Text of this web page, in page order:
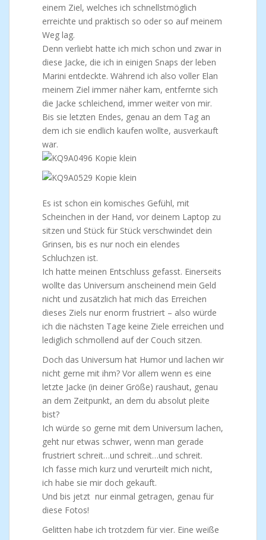
einem Ziel, welches ich schnellstmöglich
erreichte und praktisch so oder so auf meinem
Weg lag.
Denn verliebt hatte ich mich schon und zwar in
diese Jacke, die ich in einigen Snaps der leben
Marini entdeckte. Während ich also voller Elan
meinem Ziel immer näher kam, entfernte sich
die Jacke schleichend, immer weiter von mir.
Bis sie letzten Endes, genau an dem Tag an
dem ich sie endlich kaufen wollte, ausverkauft
war.
Es ist schon ein komisches Gefühl, mit
Scheinchen in der Hand, vor deinem Laptop zu
sitzen und Stück für Stück verschwindet dein
Grinsen, bis es nur noch ein elendes
Schluchzen ist.
Ich hatte meinen Entschluss gefasst. Einerseits
wollte das Universum anscheinend mein Geld
nicht und zusätzlich hat mich das Erreichen
dieses Ziels nur enorm frustriert – also würde
ich die nächsten Tage keine Ziele erreichen und
lediglich schmollend auf der Couch sitzen.
Doch das Universum hat Humor und lachen wir
nicht gerne mit ihm? Vor allem wenn es eine
letzte Jacke (in deiner Größe) raushaut, genau
an dem Zeitpunkt, an dem du absolut pleite
bist?
Ich würde so gerne mit dem Universum lachen,
geht nur etwas schwer, wenn man gerade
frustriert schreit…und schreit…und schreit.
Ich fasse mich kurz und verurteilt mich nicht,
ich habe sie mir doch gekauft.
Und bis jetzt nur einmal getragen, genau für
diese Fotos!
Gelitten habe ich trotzdem für vier. Eine weiße